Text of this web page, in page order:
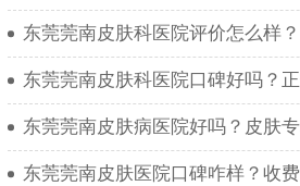
东莞莞南皮肤科医院评价怎么样
东莞莞南皮肤科医院口碑好吗？
东莞莞南皮肤病医院好吗？皮肤
东莞莞南皮肤医院口碑咋样？收